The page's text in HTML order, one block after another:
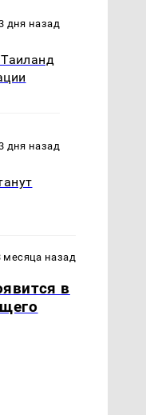
дня назад
дня назад
месяца назад
в